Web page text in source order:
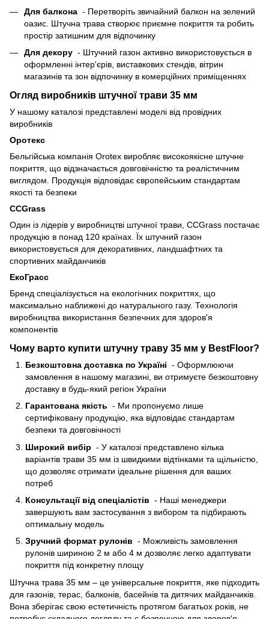
Для балкона - Перетворіть звичайний балкон на зелений
оазис. Штучна трава створює приємне покриття та робить
простір затишним для відпочинку
Для декору - Штучний газон активно використовується в
оформленні інтер'єрів, виставкових стендів, вітрин
магазинів та зон відпочинку в комерційних приміщеннях
Огляд виробників штучної трави 35 мм
У нашому каталозі представлені моделі від провідних
виробників
Оротекс
Бельгійська компанія Orotex виробляє високоякісне штучне
покриття, що відзначається довговічністю та реалістичним
виглядом. Продукція відповідає європейським стандартам
якості та безпеки
CCGrass
Один із лідерів у виробництві штучної трави, CCGrass постачає
продукцію в понад 120 країнах. Їх штучний газон
використовується для декоративних, ландшафтних та
спортивних майданчиків
ЕкоГрасс
Бренд спеціалізується на екологічних покриттях, що
максимально наближені до натурального газу. Технологія
виробництва використання безпечних для здоров'я
компонентів
Чому варто купити штучну траву 35 мм у BestFloor?
Безкоштовна доставка по Україні - Оформлюючи
замовлення в нашому магазині, ви отримуєте безкоштовну
доставку в будь-який регіон України
Гарантована якість - Ми пропонуємо лише
сертифіковану продукцію, яка відповідає стандартам
безпеки та довговічності
Широкий вибір - У каталозі представлено кілька
варіантів трави 35 мм із швидкими відтінками та щільністю,
що дозволяє отримати ідеальне рішення для ваших
потреб
Консультації від спеціалістів - Наші менеджери
завершують вам застосування з вибором та підбирають
оптимальну модель
Зручний формат рулонів - Можливість замовлення
рулонів шириною 2 м або 4 м дозволяє легко адаптувати
покриття під конкретну площу
Штучна трава 35 мм – це універсальне покриття, яке підходить
для газонів, терас, балконів, басейнів та дитячих майданчиків.
Вона зберігає свою естетичність протягом багатьох років, не